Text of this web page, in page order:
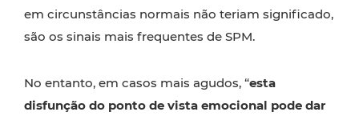
em circunstâncias normais não teriam significado,
são os sinais mais frequentes de SPM.
No entanto, em casos mais agudos, “esta
disfunção do ponto de vista emocional pode dar